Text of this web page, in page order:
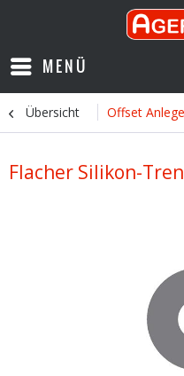
MENÜ
Übersicht Offset
Flacher Silikon-